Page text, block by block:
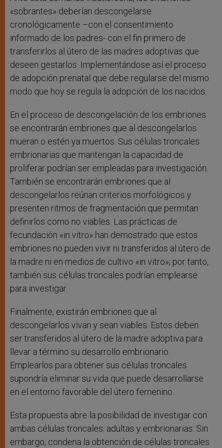
«sobrantes» deberían descongelarse
cronológicamente –con el consentimiento
informado de los padres- con el fin primero de
transferirlos al útero de las madres adoptivas que
deseen gestarlos. Implementándose así el proceso
de adopción prenatal que debe regularse del mismo
modo que hoy se regula la adopción de los nacidos.
En el proceso de descongelación de los embriones
se encontrarán embriones que al descongelarlos
mueran o estén ya muertos. Sus células troncales
embrionarias que mantengan la capacidad de
proliferar podrían ser empleadas para investigación.
También se encontrarán embriones que al
descongelarlos reúnan criterios morfológicos y
presenten ritmos de fragmentación que permitan
definirlos como no viables. Las prácticas de
fecundación «in vitro» han demostrado que estos
embriones no pueden vivir ni transferidos al útero de
la madre ni en medios de cultivo «in vitro»; por tanto,
también sus células troncales podrían emplearse
para investigar.
Finalmente, existirán embriones que al
descongelarlos vivan y sean viables. Estos deben
ser transferidos al útero de la madre adoptiva para
llevar a término su desarrollo embrionario.
Emplearlos para obtener sus células troncales
supondría eliminar su vida que puede desarrollarse
en el entorno favorable del útero femenino.
Esta propuesta abre la posibilidad de investigar con
ambas células troncales: adultas y embrionarias. Sin
embargo, condena la obtención de células troncales